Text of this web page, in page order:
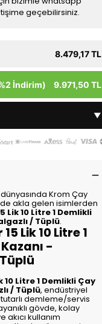
geçebilirsiniz.
8.479,17 TL
İndirim) 9.971,50 TL
▼
Krom Çay
akla gelen isimlerden
Lik 10 Litre 1 Demlikli
/ Tüplü.
Lik 10 Litre 1
-
10 Litre 1 Demlikli Çay
/ Tüplü, endüstriyel
tutarlı demleme/servis
gövde, kolay
akıcı kullanım